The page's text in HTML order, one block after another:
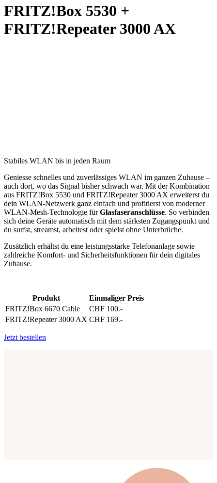
FRITZ!Box 5530 +
FRITZ!Repeater 3000 AX
Stabiles WLAN bis in jeden Raum
Geniesse schnelles und zuverlässiges WLAN im ganzen Zuhause –
auch dort, wo das Signal bisher schwach war. Mit der Kombination
aus FRITZ!Box 5530 und FRITZ!Repeater 3000 AX erweiterst du
dein WLAN-Netzwerk ganz einfach und profitierst von moderner
WLAN-Mesh-Technologie fürGlasfaseranschlüsse. So verbinden
sich deine Geräte automatisch mit dem stärksten Zugangspunkt und
du surfst, streamst, arbeitest oder spielst ohne Unterbrüche.
Zusätzlich erhältst du eine leistungsstarke Telefonanlage sowie
zahlreiche Komfort- und Sicherheitsfunktionen für dein digitales
Zuhause.
Produkt
Einmaliger Preis
FRITZ!Box 6670 Cable
CHF 100.-
FRITZ!Repeater 3000 AX CHF 169.-
Jetzt bestellen